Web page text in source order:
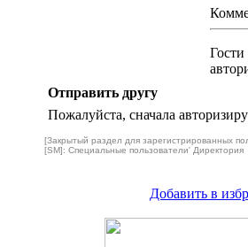
Отправить другу
Пожалуйста, сначала
[Закрытый раздел для зарегистрированных
[SM]: Специальные пользователи' Директория
Добавить в